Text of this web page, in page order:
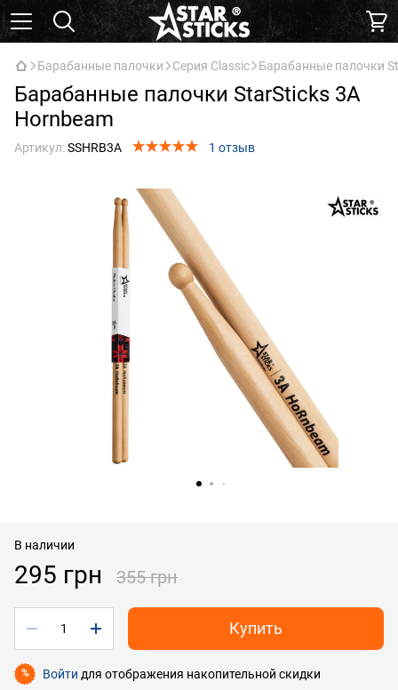
Барабанные палочки Серия Classic Барабанные палочки
Барабанные палочки StarSticks 3A
Hornbeam
Артикул:SSHRB3A 1 отзыв
В наличии
295 грн 355 грн
Купить
% Войти для отображения накопительной скидки